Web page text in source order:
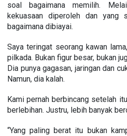
soal bagaimana memilih.
kekuasaan diperoleh dan yang
bagaimana dibiayai.
Saya teringat seorang kawan
pilkada. Bukan figur besar, bukan
Dia punya gagasan, jaringan dan
Namun, dia kalah.
Kami pernah berbincang setelah
berlebihan. Justru, lebih banyak
“Yang paling berat itu bukan